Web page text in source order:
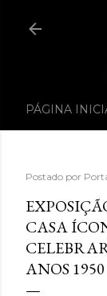
PÁGINA
Postado por
CASA
ANOS 1950